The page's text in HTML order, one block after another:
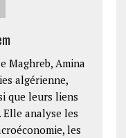
Maghreb, Amina
algérienne,
que leurs liens
Elle analyse les
les